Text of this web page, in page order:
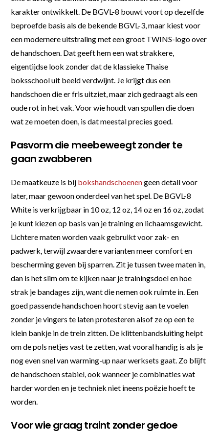
karakter ontwikkelt. De BGVL-8 bouwt voort op dezelfde
beproefde basis als de bekende BGVL-3, maar kiest voor
een modernere uitstraling met een groot TWINS-logo over
de handschoen. Dat geeft hem een wat strakkere,
eigentijdse look zonder dat de klassieke Thaise
boksschool uit beeld verdwijnt. Je krijgt dus een
handschoen die er fris uitziet, maar zich gedraagt als een
oude rot in het vak. Voor wie houdt van spullen die doen
wat ze moeten doen, is dat meestal precies goed.
Pasvorm die meebeweegt zonder te
gaan zwabberen
De maatkeuze is bij bokshandschoenengeen detail voor
later, maar gewoon onderdeel van het spel. De BGVL-8
White is verkrijgbaar in 10 oz, 12 oz, 14 oz en 16 oz, zodat
je kunt kiezen op basis van je training en lichaamsgewicht.
Lichtere maten worden vaak gebruikt voor zak- en
padwerk, terwijl zwaardere varianten meer comfort en
bescherming geven bij sparren. Zit je tussen twee maten in,
dan is het slim om te kijken naar je trainingsdoel en hoe
strak je bandages zijn, want die nemen ook ruimte in. Een
goed passende handschoen hoort stevig aan te voelen
zonder je vingers te laten protesteren alsof ze op een te
klein bankje in de trein zitten. De klittenbandsluiting helpt
om de pols netjes vast te zetten, wat vooral handig is als je
nog even snel van warming-up naar werksets gaat. Zo blijft
de handschoen stabiel, ook wanneer je combinaties wat
harder worden en je techniek niet ineens poëzie hoeft te
worden.
Voor wie graag traint zonder gedoe